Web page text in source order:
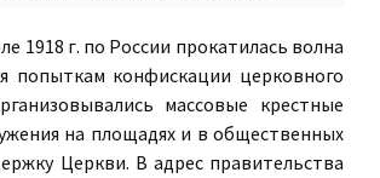
1918 г. по России прокатилась волна
попыткам конфискации церковного
массовые крестные
на площадях и в общественных
Церкви. В адрес правительства